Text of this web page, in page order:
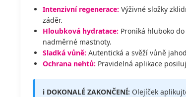
Intenzivní regenerace: Výživné složky
záděr.
Hloubková hydratace: Proniká hluboko
nadměrné mastnoty.
Sladká vůně: Autentická a svěží vůně
Ochrana nehtů: Pravidelná aplikace
ℹ️ DOKONALÉ ZAKONČENÍ: Olejíček